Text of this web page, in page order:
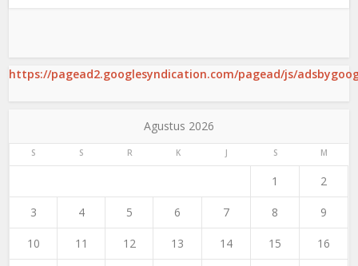
https://pagead2.googlesyndication.com/pagead/js/
Agustus 2026
S S R K J S M
1 2
3 4 5 6 7 8 9
10 11 12 13 14 15 16